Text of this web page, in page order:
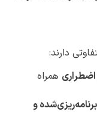
دارند:
همراه
و